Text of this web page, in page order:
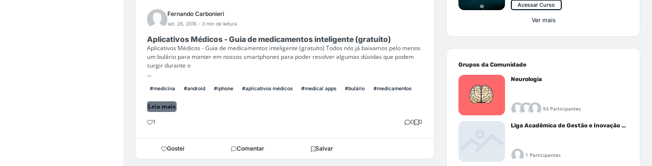
Fernando Carbonieri
set. 26, 2016 - 3 min de leitura
Aplicativos Médicos - Guia de medicamentos inteligente (gratuito)
Aplicativos Médicos - Guia de medicamentos inteligente (gratuito) Todos nós já baixamos pelo menos
um bulário para manter em nossos smartphones para poder resolver algumas dúvidas que podem
surgir durante o
...
#medicina #android #iphone #aplicativos médicos #medical apps #bulário #medicamentos
Leia mais
1 0 0
Gostei Comentar Salvar
Acessar Curso
Ver mais
Grupos da Comunidade
Neurologia
93 Participantes
Liga Acadêmica de Gestão e Inovação Médica - LAGIM
1 Participantes